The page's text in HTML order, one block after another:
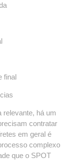
final
relevante, há um
contratar
em geral é
complexo
que o SPOT